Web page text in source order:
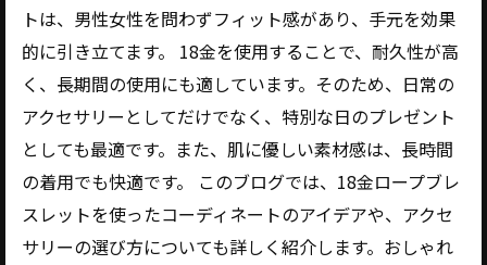
トは、男性女性を問わずフィット感があり、手元を効果
的に引き立てます。 18金を使用することで、耐久性が高
く、長期間の使用にも適しています。そのため、日常の
アクセサリーとしてだけでなく、特別な日のプレゼント
としても最適です。また、肌に優しい素材感は、長時間
の着用でも快適です。 このブログでは、18金ロープブレ
スレットを使ったコーディネートのアイデアや、アクセ
サリーの選び方についても詳しく紹介します。おしゃれ